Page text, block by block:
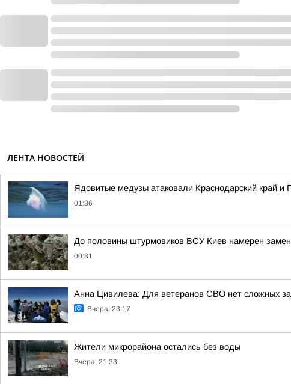
ЛЕНТА НОВОСТЕЙ
Ядовитые медузы атаковали Краснодарский край и
01:36
До половины штурмовиков ВСУ Киев намерен
00:31
Анна Цивилева: Для ветеранов СВО нет сложных
Вчера, 23:17
Жители микрорайона остались без воды
Вчера, 21:33